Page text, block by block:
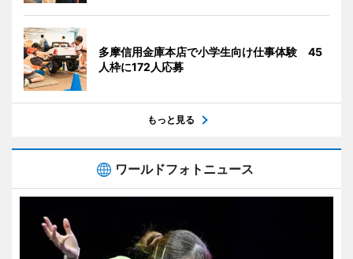
多摩信用金庫本店で小学生向け仕事体験 45
人枠に172人応募
もっと見る
ワールドフォトニュース